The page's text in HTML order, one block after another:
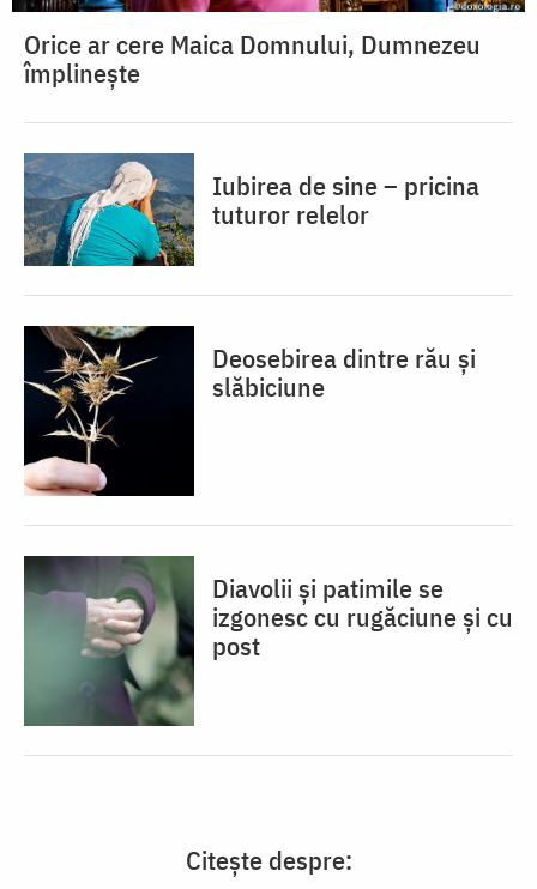
Orice ar cere Maica Domnului, Dumnezeu
împlinește
Iubirea de sine – pricina
tuturor relelor
Deosebirea dintre rău și
slăbiciune
Diavolii și patimile se
izgonesc cu rugăciune și cu
post
Citește despre: